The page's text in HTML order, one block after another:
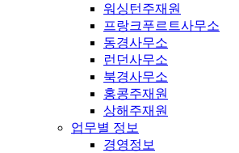
워싱턴주재원
프랑크푸르트사무소
동경사무소
런던사무소
북경사무소
홍콩주재원
상해주재원
업무별 정보
경영정보